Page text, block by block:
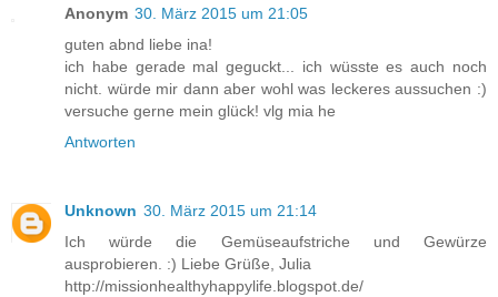
Anonym 30. März 2015 um 21:05
guten abnd liebe ina!
ich habe gerade mal geguckt... ich wüsste es auch noch
nicht. würde mir dann aber wohl was leckeres aussuchen :)
versuche gerne mein glück! vlg mia he
Antworten
Unknown 30. März 2015 um 21:14
Ich würde die Gemüseaufstriche und Gewürze
ausprobieren. :) Liebe Grüße, Julia
http://missionhealthyhappylife.blogspot.de/